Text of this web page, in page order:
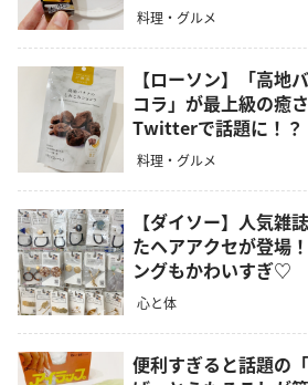
料理・グルメ
【ローソン】「高地
コラ」が最上級の癒
Twitterで話題に！？
料理・グルメ
【ダイソー】人気雑
たヘアアクセが登場
ングもかわいすぎ♡
心と体
便利すぎると話題の